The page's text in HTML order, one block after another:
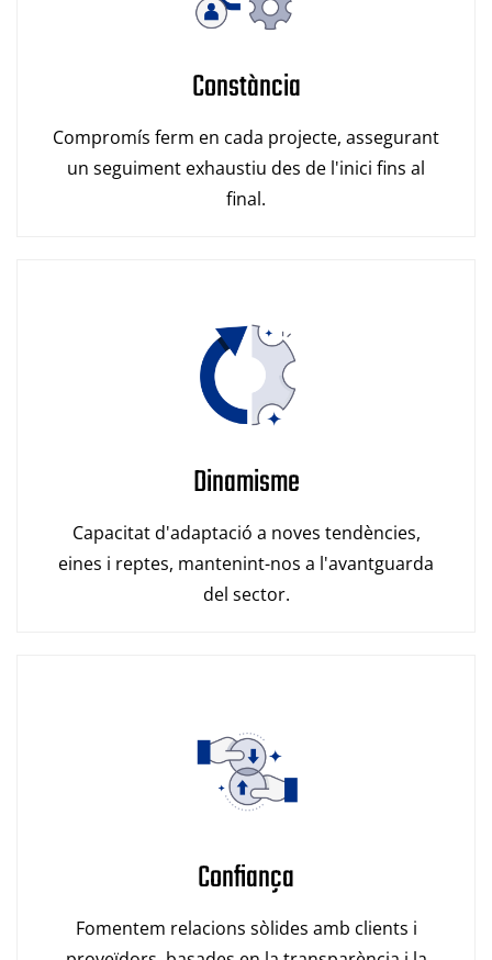
Constància
Compromís ferm en cada projecte, assegurant
un seguiment exhaustiu des de l'inici fins al
final.
Dinamisme
Capacitat d'adaptació a noves tendències,
eines i reptes, mantenint-nos a l'avantguarda
del sector.
Confiança
Fomentem relacions sòlides amb clients i